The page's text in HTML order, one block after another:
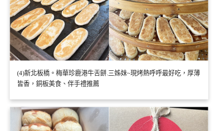
(4)新北板橋。梅華珍鹿港牛舌餅.三姊妹~現烤熱呼呼最好吃，厚薄
皆香，銅板美食、伴手禮推薦